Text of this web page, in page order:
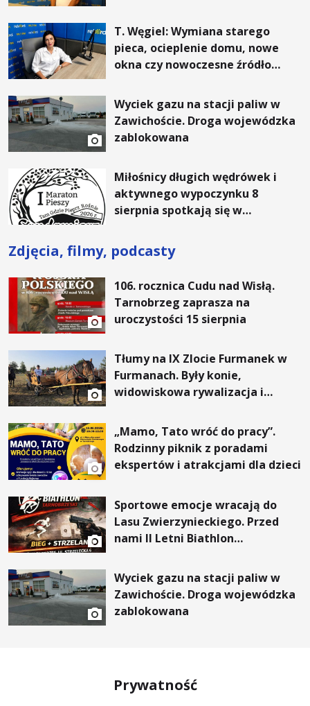
T. Węgiel: Wymiana starego
pieca, ocieplenie domu, nowe
okna czy nowoczesne źródło
rachunki za energię, lepszy
komfort życia i... czystsze
powietrze
Wyciek gazu na stacji paliw w
Zawichoście. Droga wojewódzka
zablokowana
Miłośnicy długich wędrówek i
aktywnego wypoczynku 8
sierpnia spotkają się w
Pieszym „Tam Gdzie Pieprz
Rośnie”
Zdjęcia, filmy, podcasty
106. rocznica Cudu nad Wisłą.
Tarnobrzeg zaprasza na
uroczystości 15 sierpnia
Tłumy na IX Zlocie Furmanek w
Furmanach. Były konie,
widowiskowa rywalizacja i
„Mamo, Tato wróć do pracy”.
Rodzinny piknik z poradami
ekspertów i atrakcjami dla dzieci
Sportowe emocje wracają do
Lasu Zwierzynieckiego. Przed
nami II Letni Biathlon
Wyciek gazu na stacji paliw w
Zawichoście. Droga wojewódzka
zablokowana
Prywatność